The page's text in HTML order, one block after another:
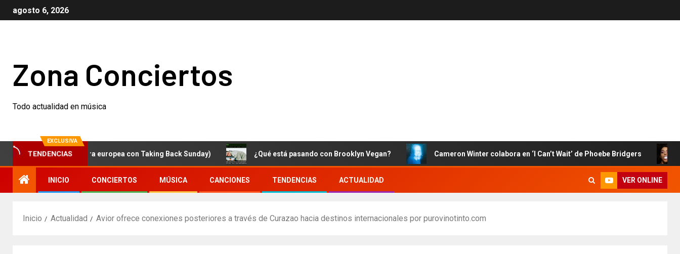
agosto 6, 2026
Zona Conciertos
Todo actualidad en música
EXCLUSIVA
TENDENCIAS
álbum (y gira europea con Taking Back Sunday) ¿Qué está pasando con Brooklyn Vegan? Cameron Winter colabora en ‘I Can’t Wait’ de Phoebe Bridgers Arca
INICIO CONCIERTOS MÚSICA CANCIONES TENDENCIAS ACTUALIDAD VER ONLINE
Inicio Actualidad Avior ofrece conexiones posteriores a través de Curazao hacia destinos internacionales por purovinotinto.com